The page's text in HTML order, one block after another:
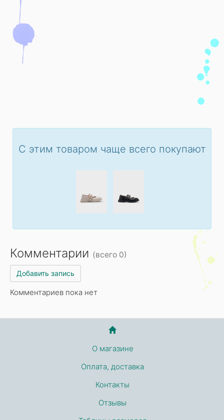
С этим товаром чаще всего покупают
Комментарии (всего 0)
Добавить запись
Комментариев пока нет
О магазине
Оплата, доставка
Контакты
Отзывы